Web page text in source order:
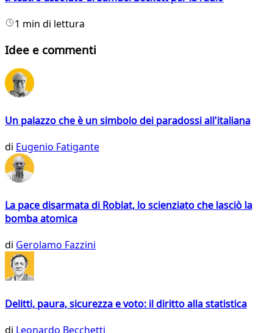
1 min di lettura
Idee e commenti
Un palazzo che è un simbolo dei paradossi all'italiana
di Eugenio Fatigante
La pace disarmata di Roblat, lo scienziato che lasciò la
bomba atomica
di Gerolamo Fazzini
Delitti, paura, sicurezza e voto: il diritto alla statistica
di Leonardo Becchetti